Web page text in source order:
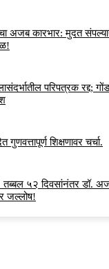
अजब कारभार: मुदत
परिपत्रक रद्द;
शिक्षणावर चर्चा.
तब्बल ५२ दिवसांनंतर डॉ.
जल्लोष!